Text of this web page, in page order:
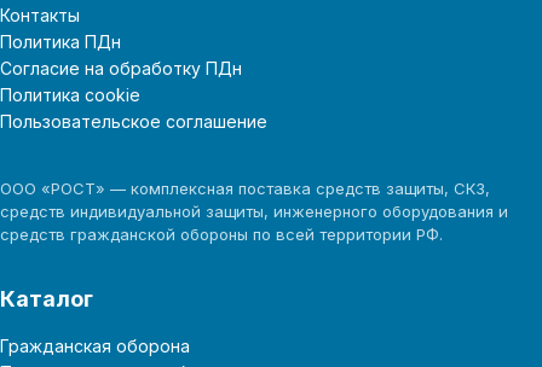
Контакты
Политика ПДн
Согласие на обработку ПДн
Политика cookie
Пользовательское соглашение
ООО «РОСТ» — комплексная поставка средств защиты, СКЗ,
средств индивидуальной защиты, инженерного оборудования и
средств гражданской обороны по всей территории РФ.
Каталог
Гражданская оборона